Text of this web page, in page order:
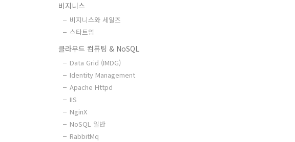
비지니스
비지니스와 세일즈
스타트업
클라우드 컴퓨팅 & NoSQL
Data Grid (IMDG)
Identity Management
Apache Httpd
IIS
NginX
NoSQL 일반
RabbitMq